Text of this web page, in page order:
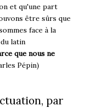
et qu'une part
être sûrs que
face à la
latin
que nous ne
Pépin)
par